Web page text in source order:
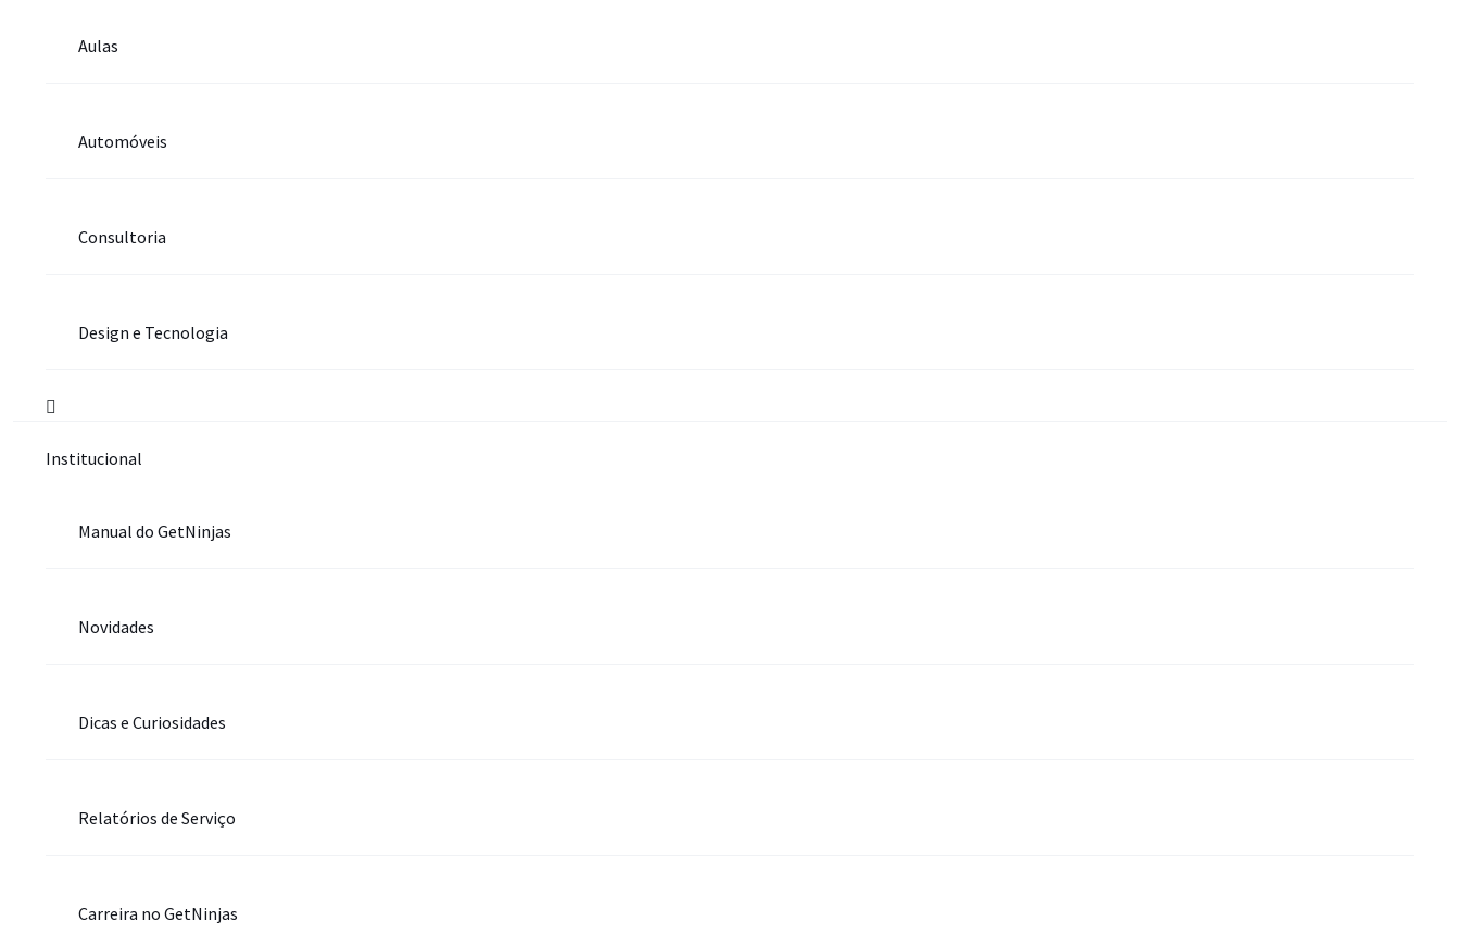
Aulas
Automóveis
Consultoria
Design e Tecnologia
Institucional
Manual do GetNinjas
Novidades
Dicas e Curiosidades
Relatórios de Serviço
Carreira no GetNinjas